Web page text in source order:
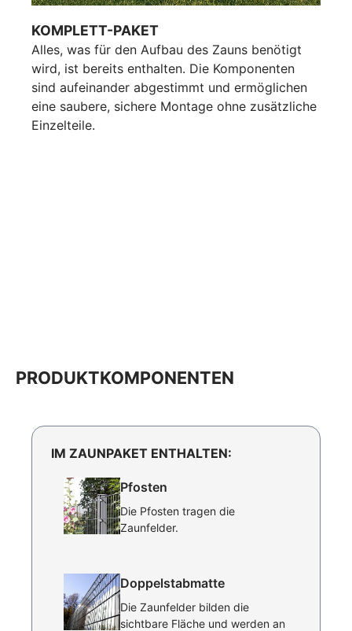
KOMPLETT-PAKET
Alles, was für den Aufbau des Zauns benötigt
wird, ist bereits enthalten. Die Komponenten
sind aufeinander abgestimmt und ermöglichen
eine saubere, sichere Montage ohne zusätzliche
Einzelteile.
PRODUKTKOMPONENTEN
IM ZAUNPAKET ENTHALTEN:
Pfosten
Die Pfosten tragen die
Zaunfelder.
Doppelstabmatte
Die Zaunfelder bilden die
sichtbare Fläche und werden an